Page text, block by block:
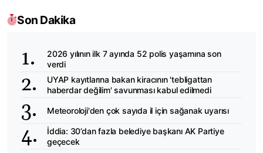
Son Dakika
2026 yılının ilk 7 ayında 52 polis yaşamına son
verdi
UYAP kayıtlarına bakan kiracının 'tebligattan
haberdar değilim' savunması kabul edilmedi
Meteoroloji'den çok sayıda il için sağanak uyarısı
İddia: 30’dan fazla belediye başkanı AK Partiye
geçecek